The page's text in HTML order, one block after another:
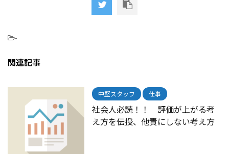
-
関連記事
中堅スタッフ 仕事
社会人必読！！ 評価が上がる考
え方を伝授、他責にしない考え方